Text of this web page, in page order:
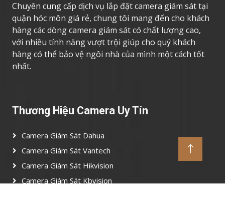
Chuyên cung cấp dịch vụ lắp đặt camera giám sát tại
quận hóc môn giá rẻ, chung tôi mang đến cho khách
hàng các dòng camera giám sát có chất lượng cao,
với nhiều tính năng vượt trội giúp cho quý khách
hàng có thể bảo vệ ngôi nhà của mình một cách tốt
nhất.
Thương Hiệu Camera Uy Tín
Camera Giám Sát Dahua
Camera Giám Sát Vantech
Camera Giám Sát Hikvision
Camera Giám Sát Kbvision